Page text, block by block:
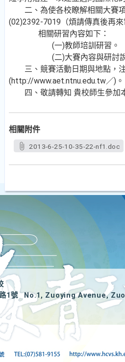
二、為使各校瞭解相關大賽項
(02)2392-7019（煩請傳真後再
相關研習內容如下：
(一)教師培訓研習。
(二)大賽內容與研討說
三、競賽活動日期與地點，注
(http://www.aet.ntnu.edu.tw／)。
四、敬請轉知 貴校師生參加
相關附件
2013-6-25-10-35-22-nf1.doc
1號
No.1, Zuoying Avenue,